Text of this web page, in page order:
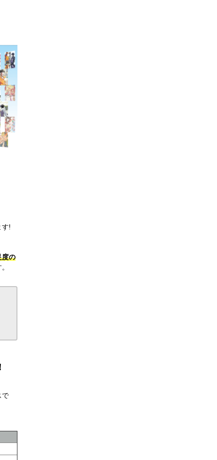
す!
度の
で